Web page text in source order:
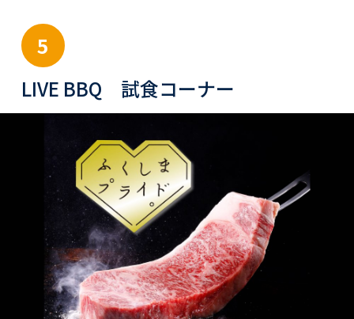
5
LIVE BBQ 試食コーナー